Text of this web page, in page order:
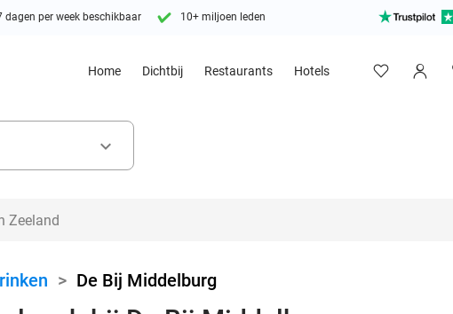
dagen per week beschikbaar 10+ miljoen leden
Home Dichtbij Restaurants Hotels
keyboard_arrow_down
> De Bij Middelburg